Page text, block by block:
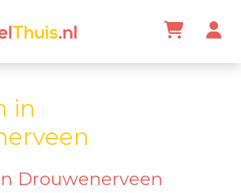
in
Drouwenerveen